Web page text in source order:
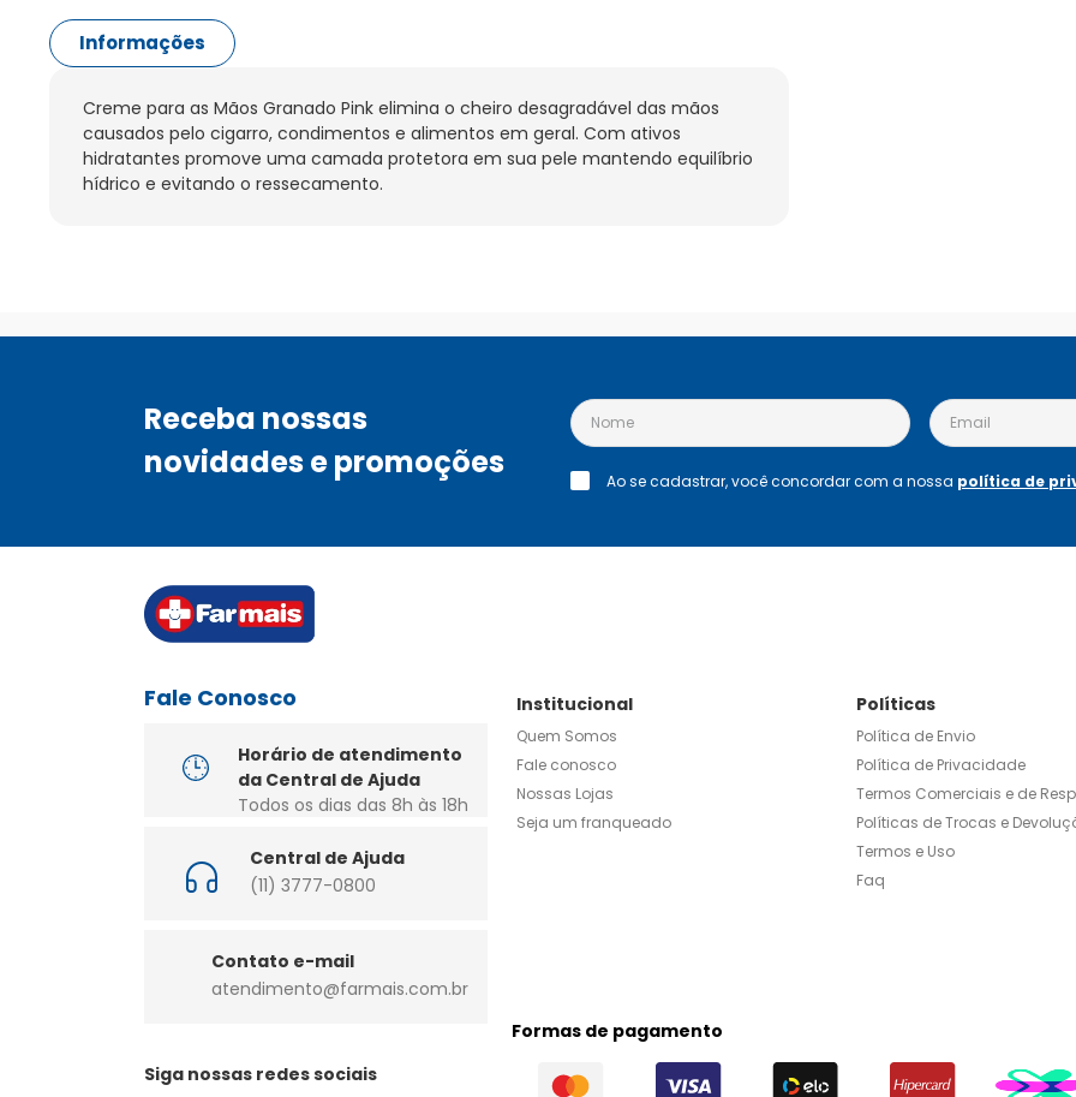
Informações
Creme para as Mãos Granado Pink elimina o cheiro desagradável das mãos
causados pelo cigarro, condimentos e alimentos em geral. Com ativos
hidratantes promove uma camada protetora em sua pele mantendo equilíbrio
hídrico e evitando o ressecamento.
Receba nossas
novidades e promoções
Ao se cadastrar, você concordar com a nossa política de
Fale Conosco
Horário de atendimento
da Central de Ajuda
Todos os dias das 8h às 18h
Central de Ajuda
(11) 3777-0800
Contato e-mail
atendimento@farmais.com.br
Siga nossas redes sociais
Institucional
Quem Somos
Fale conosco
Nossas Lojas
Seja um franqueado
Políticas
Política de Envio
Política de Privacidade
Termos Comerciais e de
Políticas de Trocas e
Termos e Uso
Faq
Formas de pagamento